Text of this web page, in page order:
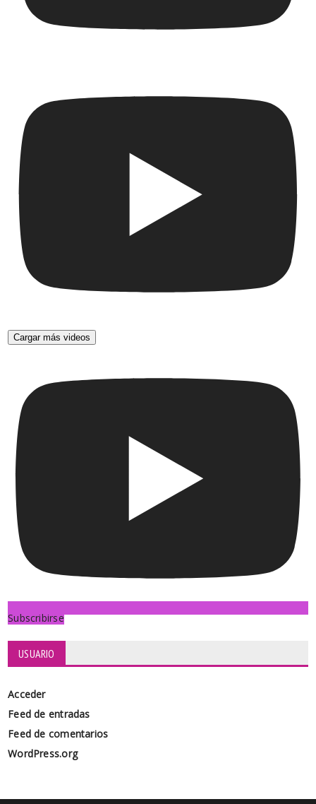
Cargar más videos
Subscribirse
USUARIO
Acceder
Feed de entradas
Feed de comentarios
WordPress.org